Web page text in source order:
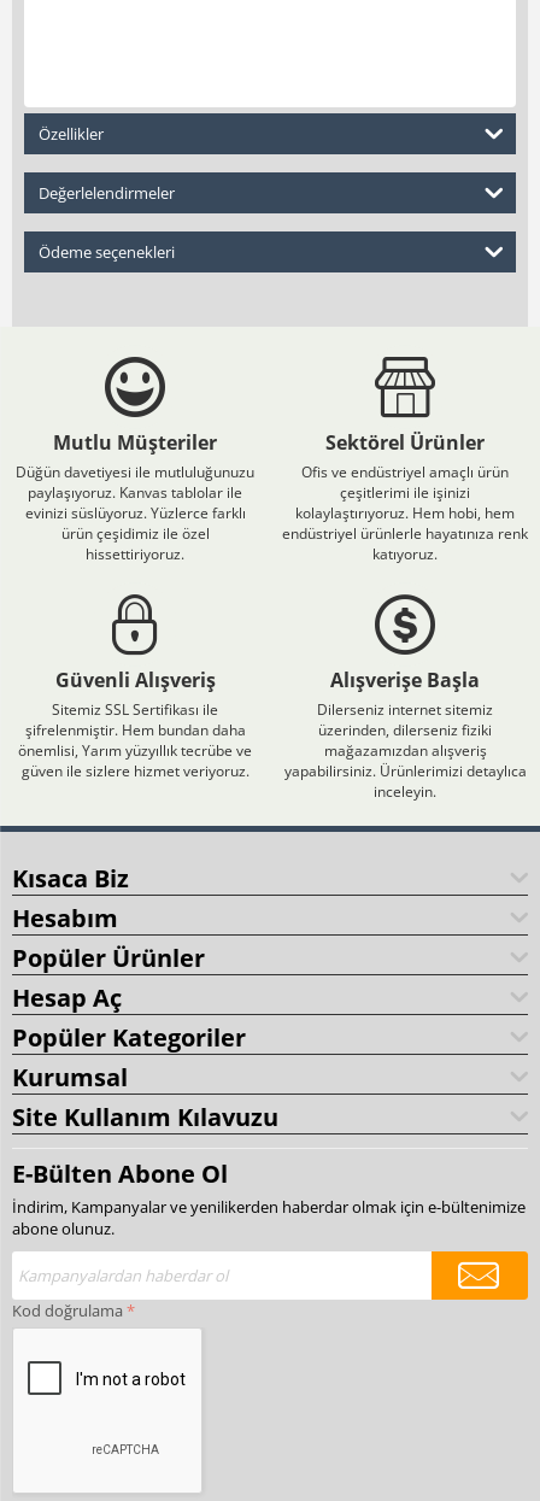
Özellikler
Değerlelendirmeler
Ödeme seçenekleri
Mutlu Müşteriler
Düğün davetiyesi ile mutluluğunuzu
paylaşıyoruz. Kanvas tablolar ile
evinizi süslüyoruz. Yüzlerce farklı
ürün çeşidimiz ile özel
hissettiriyoruz.
Sektörel Ürünler
Ofis ve endüstriyel amaçlı ürün
çeşitlerimi ile işinizi
kolaylaştırıyoruz. Hem hobi, hem
endüstriyel ürünlerle hayatınıza renk
katıyoruz.
Güvenli Alışveriş
Sitemiz SSL Sertifikası ile
şifrelenmiştir. Hem bundan daha
önemlisi, Yarım yüzyıllık tecrübe ve
güven ile sizlere hizmet veriyoruz.
Alışverişe Başla
Dilerseniz internet sitemiz
üzerinden, dilerseniz fiziki
mağazamızdan alışveriş
yapabilirsiniz. Ürünlerimizi detaylıca
inceleyin.
Kısaca Biz
Hesabım
Popüler Ürünler
Hesap Aç
Popüler Kategoriler
Kurumsal
Site Kullanım Kılavuzu
E-Bülten Abone Ol
İndirim, Kampanyalar ve yenilikerden haberdar olmak için e-bültenimize
abone olunuz.
Kod doğrulama